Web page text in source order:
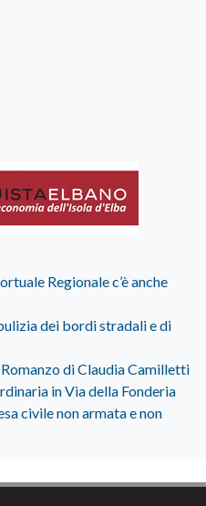
Regionale c’è anche
dei bordi stradali e di
di Claudia Camilletti
in Via della Fonderia
civile non armata e non